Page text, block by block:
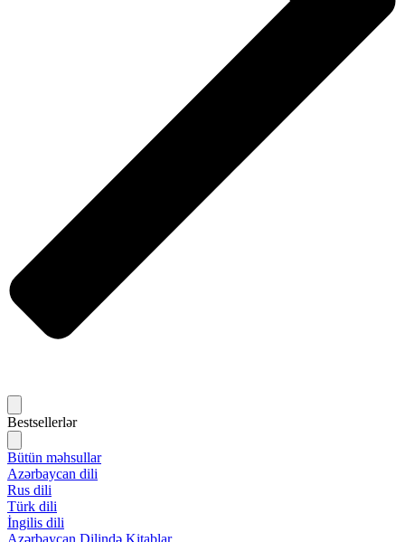
Bestsellerlər
Bütün məhsullar
Azərbaycan dili
Rus dili
Türk dili
İngilis dili